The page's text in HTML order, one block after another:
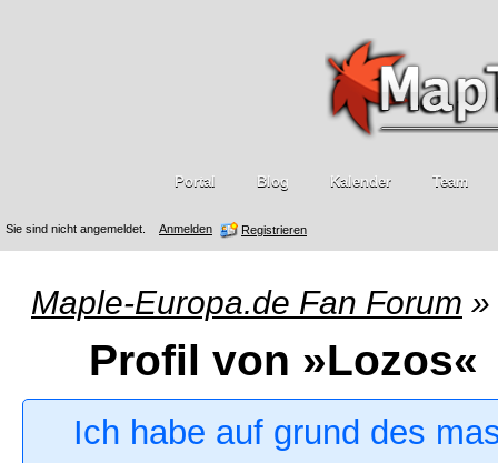
Sie sind nicht angemeldet. Anmelden Registrieren
Portal Blog Kalender Team
Maple-Europa.de Fan Forum »
Profil von »Lozos«
Ich habe auf grund des